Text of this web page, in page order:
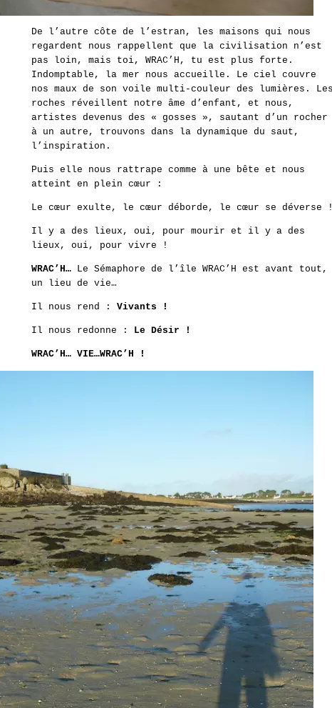
De l’autre côte de l’estran, les maisons qui nous
regardent nous rappellent que la civilisation n’est
pas loin, mais toi, WRAC’H, tu est plus forte.
Indomptable, la mer nous accueille. Le ciel couvre
nos maux de son voile multi-couleur des lumières. Les
roches réveillent notre âme d’enfant, et nous,
artistes devenus des « gosses », sautant d’un rocher
à un autre, trouvons dans la dynamique du saut,
l’inspiration.
Puis elle nous rattrape comme à une bête et nous
atteint en plein cœur :
Le cœur exulte, le cœur déborde, le cœur se déverse !
Il y a des lieux, oui, pour mourir et il y a des
lieux, oui, pour vivre !
WRAC’H… Le Sémaphore de l’île WRAC’H est avant tout,
un lieu de vie…
Il nous rend : Vivants !
Il nous redonne : Le Désir !
WRAC’H… VIE…WRAC’H !